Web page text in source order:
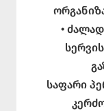
•
საფარი